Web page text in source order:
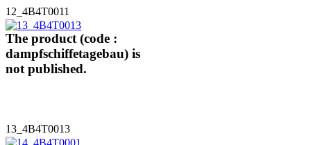
12_4B4T0011
The product (code :
dampfschiffetagebau) is
not published.
13_4B4T0013